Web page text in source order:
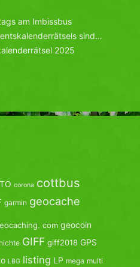
am Imbissbus
sind…
2025
corona cottbus
garmin geocache
com geocoin
GIFF giff2018 GPS
LBG listing LP mega multi